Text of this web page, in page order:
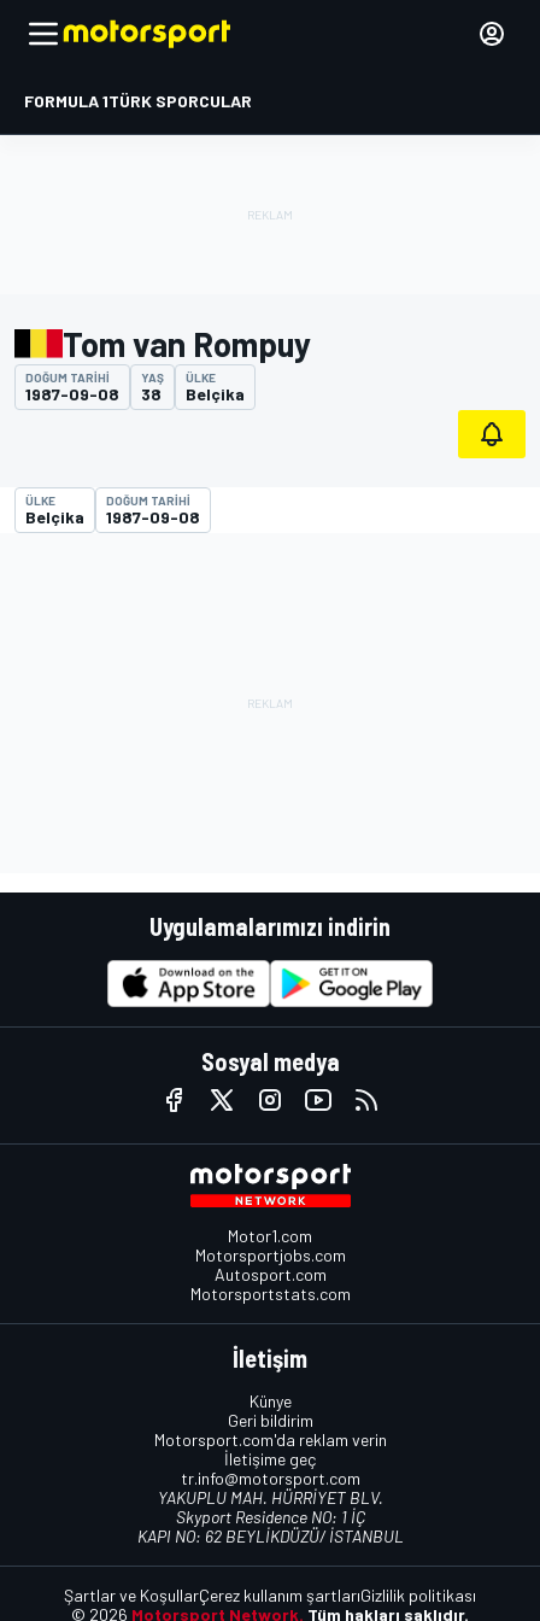
FORMULA 1TÜRK SPORCULAR
Tom van Rompuy
DOĞUM TARIHI
1987-09-08
YAŞ
38
ÜLKE
Belçika
ÜLKE
Belçika
DOĞUM TARIHI
1987-09-08
Uygulamalarımızı indirin
Sosyal medya
Motor1.com
Motorsportjobs.com
Autosport.com
Motorsportstats.com
İletişim
Künye
Geri bildirim
Motorsport.com'da reklam verin
İletişime geç
tr.info@motorsport.com
YAKUPLU MAH. HÜRRİYET BLV.
Skyport Residence NO: 1 İÇ
KAPI NO: 62 BEYLİKDÜZÜ/ İSTANBUL
© 2026 Motorsport Network. Tüm hakları saklıdır.
Şartlar ve KoşullarÇerez kullanım şartlarıGizlilik politikası